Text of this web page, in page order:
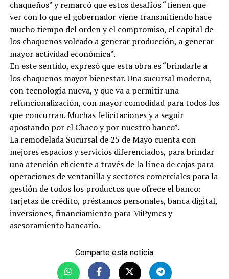
chaqueños” y remarcó que estos desafíos “tienen que
ver con lo que el gobernador viene transmitiendo hace
mucho tiempo del orden y el compromiso, el capital de
los chaqueños volcado a generar producción, a generar
mayor actividad económica”.
En este sentido, expresó que esta obra es “brindarle a
los chaqueños mayor bienestar. Una sucursal moderna,
con tecnología nueva, y que va a permitir una
refuncionalización, con mayor comodidad para todos los
que concurran. Muchas felicitaciones y a seguir
apostando por el Chaco y por nuestro banco”.
La remodelada Sucursal de 25 de Mayo cuenta con
mejores espacios y servicios diferenciados, para brindar
una atención eficiente a través de la línea de cajas para
operaciones de ventanilla y sectores comerciales para la
gestión de todos los productos que ofrece el banco:
tarjetas de crédito, préstamos personales, banca digital,
inversiones, financiamiento para MiPymes y
asesoramiento bancario.
Comparte esta noticia